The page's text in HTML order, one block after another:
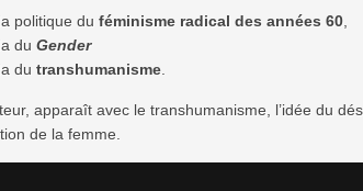
politique du féminisme radical des années 60
du Gender
du transhumanisme
apparaît avec le transhumanisme, l’idée du
de la femme.